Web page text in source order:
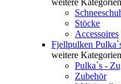
weitere Kategorien
Stöcke
Accessoires
Fjellpulken
weitere Kategorien
Pulka`s -
Zubehör